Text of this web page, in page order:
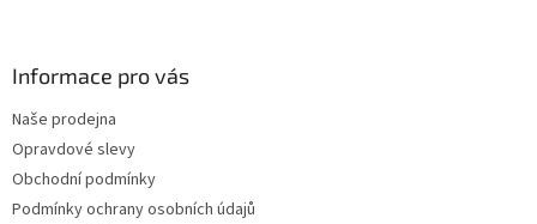
Informace pro vás
Naše prodejna
Opravdové slevy
Obchodní podmínky
Podmínky ochrany osobních údajů